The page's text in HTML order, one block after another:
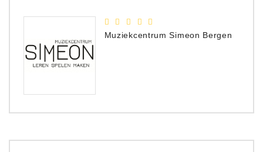
Muziekcentrum Simeon Bergen